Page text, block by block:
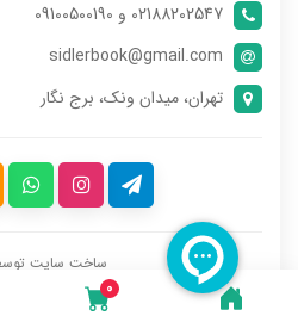
0
02188202547 و 09100500190
sidlerbook@gmail.com
تهران، میدان ونک، برج نگار
ساخت سایت